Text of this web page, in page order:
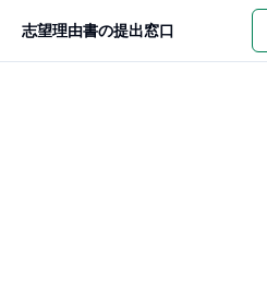
志望理由書の提出窓口